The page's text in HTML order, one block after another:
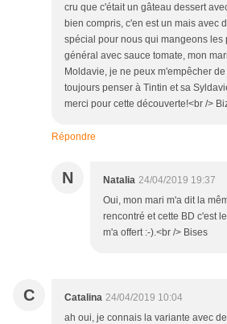
cru que c'était un gâteau dessert
bien compris, c'en est un mais avec
spécial pour nous qui mangeons les
général avec sauce tomate, mon
Moldavie, je ne peux m'empêcher
toujours penser à Tintin et sa
merci pour cette découverte!<br />
Répondre
N Natalia 24/04/2019 19:37
Oui, mon mari m'a dit la
rencontré et cette BD c'est
m'a offert :-).<br /> Bises
C Catalina 24/04/2019 10:04
ah oui, je connais la variante avec